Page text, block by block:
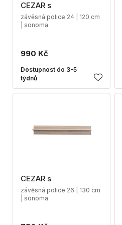
CEZAR s
závěsná police 24 | 120 cm
| sonoma
990 Kč
Dostupnost do 3-5
týdnů
CEZAR s
závěsná police 26 | 130 cm
| sonoma